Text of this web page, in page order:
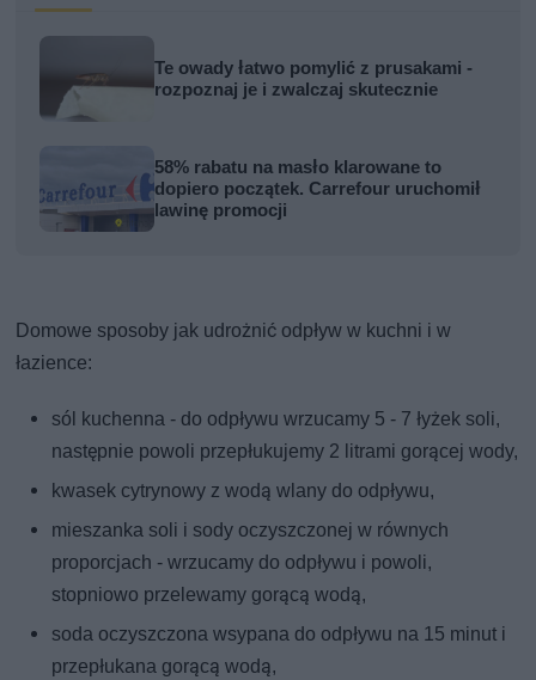
Te owady łatwo pomylić z prusakami -
rozpoznaj je i zwalczaj skutecznie
58% rabatu na masło klarowane to
dopiero początek. Carrefour uruchomił
lawinę promocji
Domowe sposoby jak udrożnić odpływ w kuchni i w
łazience:
sól kuchenna - do odpływu wrzucamy 5 - 7 łyżek soli,
następnie powoli przepłukujemy 2 litrami gorącej wody,
kwasek cytrynowy z wodą wlany do odpływu,
mieszanka soli i sody oczyszczonej w równych
proporcjach - wrzucamy do odpływu i powoli,
stopniowo przelewamy gorącą wodą,
soda oczyszczona wsypana do odpływu na 15 minut i
przepłukana gorącą wodą,